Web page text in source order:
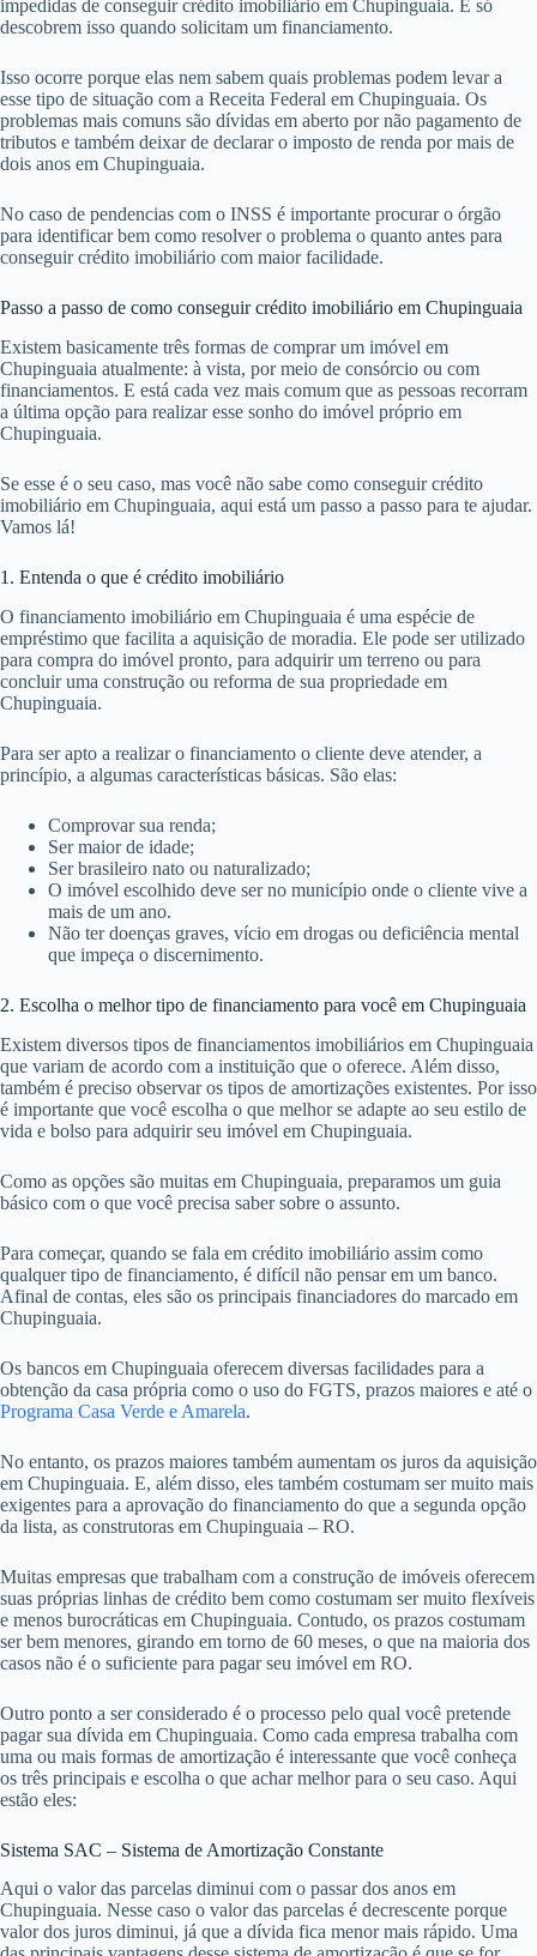
impedidas de conseguir crédito imobiliário em Chupinguaia. E só
descobrem isso quando solicitam um financiamento.
Isso ocorre porque elas nem sabem quais problemas podem levar a
esse tipo de situação com a Receita Federal em Chupinguaia. Os
problemas mais comuns são dívidas em aberto por não pagamento de
tributos e também deixar de declarar o imposto de renda por mais de
dois anos em Chupinguaia.
No caso de pendencias com o INSS é importante procurar o órgão
para identificar bem como resolver o problema o quanto antes para
conseguir crédito imobiliário com maior facilidade.
Passo a passo de como conseguir crédito imobiliário em Chupinguaia
Existem basicamente três formas de comprar um imóvel em
Chupinguaia atualmente: à vista, por meio de consórcio ou com
financiamentos. E está cada vez mais comum que as pessoas recorram
a última opção para realizar esse sonho do imóvel próprio em
Chupinguaia.
Se esse é o seu caso, mas você não sabe como conseguir crédito
imobiliário em Chupinguaia, aqui está um passo a passo para te ajudar.
Vamos lá!
1. Entenda o que é crédito imobiliário
O financiamento imobiliário em Chupinguaia é uma espécie de
empréstimo que facilita a aquisição de moradia. Ele pode ser utilizado
para compra do imóvel pronto, para adquirir um terreno ou para
concluir uma construção ou reforma de sua propriedade em
Chupinguaia.
Para ser apto a realizar o financiamento o cliente deve atender, a
princípio, a algumas características básicas. São elas:
Comprovar sua renda;
Ser maior de idade;
Ser brasileiro nato ou naturalizado;
O imóvel escolhido deve ser no município onde o cliente vive a
mais de um ano.
Não ter doenças graves, vício em drogas ou deficiência mental
que impeça o discernimento.
2. Escolha o melhor tipo de financiamento para você em Chupinguaia
Existem diversos tipos de financiamentos imobiliários em Chupinguaia
que variam de acordo com a instituição que o oferece. Além disso,
também é preciso observar os tipos de amortizações existentes. Por isso
é importante que você escolha o que melhor se adapte ao seu estilo de
vida e bolso para adquirir seu imóvel em Chupinguaia.
Como as opções são muitas em Chupinguaia, preparamos um guia
básico com o que você precisa saber sobre o assunto.
Para começar, quando se fala em crédito imobiliário assim como
qualquer tipo de financiamento, é difícil não pensar em um banco.
Afinal de contas, eles são os principais financiadores do marcado em
Chupinguaia.
Os bancos em Chupinguaia oferecem diversas facilidades para a
obtenção da casa própria como o uso do FGTS, prazos maiores e até o
Programa Casa Verde e Amarela.
No entanto, os prazos maiores também aumentam os juros da aquisição
em Chupinguaia. E, além disso, eles também costumam ser muito mais
exigentes para a aprovação do financiamento do que a segunda opção
da lista, as construtoras em Chupinguaia – RO.
Muitas empresas que trabalham com a construção de imóveis oferecem
suas próprias linhas de crédito bem como costumam ser muito flexíveis
e menos burocráticas em Chupinguaia. Contudo, os prazos costumam
ser bem menores, girando em torno de 60 meses, o que na maioria dos
casos não é o suficiente para pagar seu imóvel em RO.
Outro ponto a ser considerado é o processo pelo qual você pretende
pagar sua dívida em Chupinguaia. Como cada empresa trabalha com
uma ou mais formas de amortização é interessante que você conheça
os três principais e escolha o que achar melhor para o seu caso. Aqui
estão eles:
Sistema SAC – Sistema de Amortização Constante
Aqui o valor das parcelas diminui com o passar dos anos em
Chupinguaia. Nesse caso o valor das parcelas é decrescente porque
valor dos juros diminui, já que a dívida fica menor mais rápido. Uma